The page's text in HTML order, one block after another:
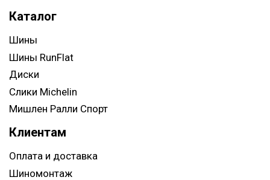
Каталог
Шины
Шины RunFlat
Диски
Слики Michelin
Мишлен Ралли Спорт
Клиентам
Оплата и доставка
Шиномонтаж